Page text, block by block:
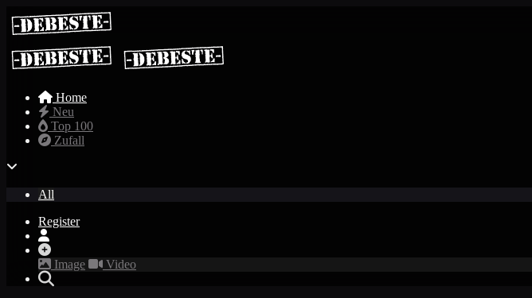
Home
Neu
Top 100
Zufall
All
Register
Image Video